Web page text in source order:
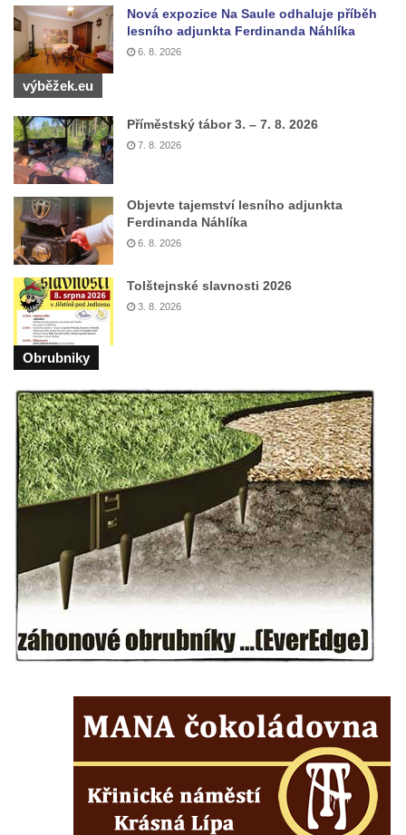
Budějovicích
Socha svatého Vincence Ferrerského na
nádvoří kláštera dominikánů v Českých
Budějovicích
Socha svatého Zachariáše na nádvoří
kláštera dominikánů v Českých
Budějovicích
Socha svatého Josefa na nádvoří kláštera
dominikánů v Českých Budějovicích
Socha svaté Anny na nádvoří kláštera
dominikánů v Českých Budějovicích
Socha svatého Dominika na nádvoří
kláštera dominikánů v Českých
Budějovicích
dominikánů u Piaristického náměstí v
Českých Budějovicích
Socha svatého Václava u pramene v
Semilech
Pamětní deska Tomáše Garrigue Masaryka
na radnici v Českých Budějovicích
Pamětní deska na biskupské rezidenci v
Českých Budějovicích
Pamětní deska Josefa Hloucha na
biskupské rezidenci v Českých
Budějovicích
Pamětní kámen družebních obcí Kamenný
Újezd a Krauchthal v parku na Náměstí v
Kamenném Újezdě
Socha na náměstí J. V. Kamarýta ve
Nová expozice Na Saule odhaluje příběh
lesního adjunkta Ferdinanda Náhlíka
6. 8. 2026
výběžek.eu
Příměstský tábor 3. – 7. 8. 2026
7. 8. 2026
Objevte tajemství lesního adjunkta
Ferdinanda Náhlíka
6. 8. 2026
Tolštejnské slavnosti 2026
3. 8. 2026
Obrubniky